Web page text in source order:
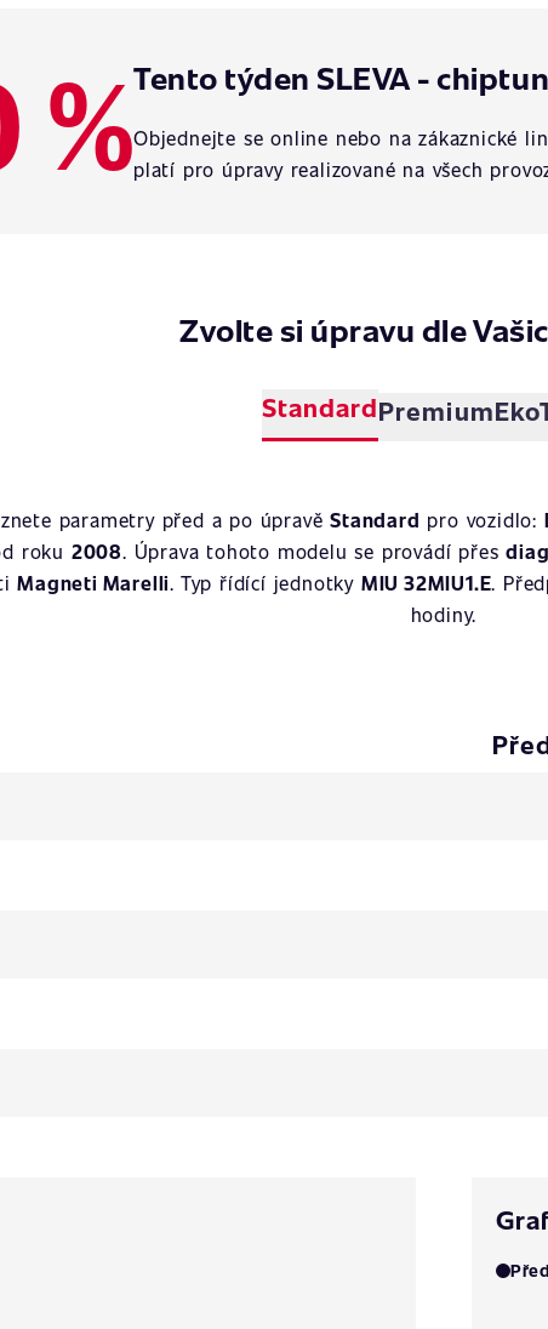
Tento týden SLEVA -
Objednejte se online nebo na zákaznické
platí pro úpravy realizované na všech
Zvolte si úpravu dle
StandardPremium
parametry před a po úpravěStandard pro vozidlo:
roku 2008. Úprava tohoto modelu se provádí přes
Magneti Marelli. Typ řídící jednotky MIU 32MIU1.E.
hodiny.